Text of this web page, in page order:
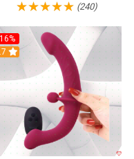
(240)